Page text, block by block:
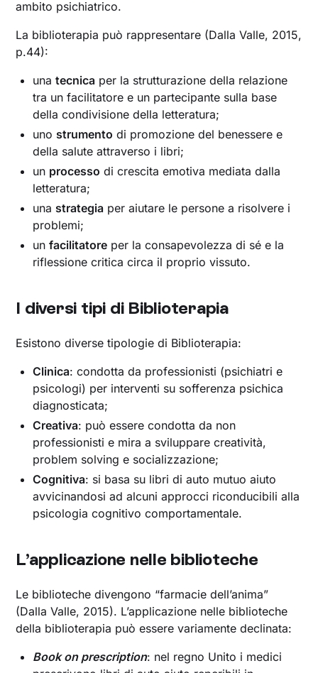
ambito psichiatrico.
La biblioterapia può rappresentare (Dalla Valle, 2015,
p.44):
unatecnica per la strutturazione della relazione
tra un facilitatore e un partecipante sulla base
della condivisione della letteratura;
uno strumento di promozione del benessere e
della salute attraverso i libri;
un processo di crescita emotiva mediata dalla
letteratura;
una strategia per aiutare le persone a risolvere i
problemi;
unfacilitatore per la consapevolezza di sé e la
riflessione critica circa il proprio vissuto.
I diversi tipi di Biblioterapia
Esistono diverse tipologie di Biblioterapia:
Clinica: condotta da professionisti (psichiatri e
psicologi) per interventi su sofferenza psichica
diagnosticata;
Creativa: può essere condotta da non
professionisti e mira a sviluppare creatività,
problem solving e socializzazione;
Cognitiva: si basa su libri di auto mutuo aiuto
avvicinandosi ad alcuni approcci riconducibili alla
psicologia cognitivo comportamentale.
L’applicazione nelle biblioteche
Le biblioteche divengono “farmacie dell’anima”
(Dalla Valle, 2015). L’applicazione nelle biblioteche
della biblioterapia può essere variamente declinata:
Book on prescription: nel regno Unito i medici